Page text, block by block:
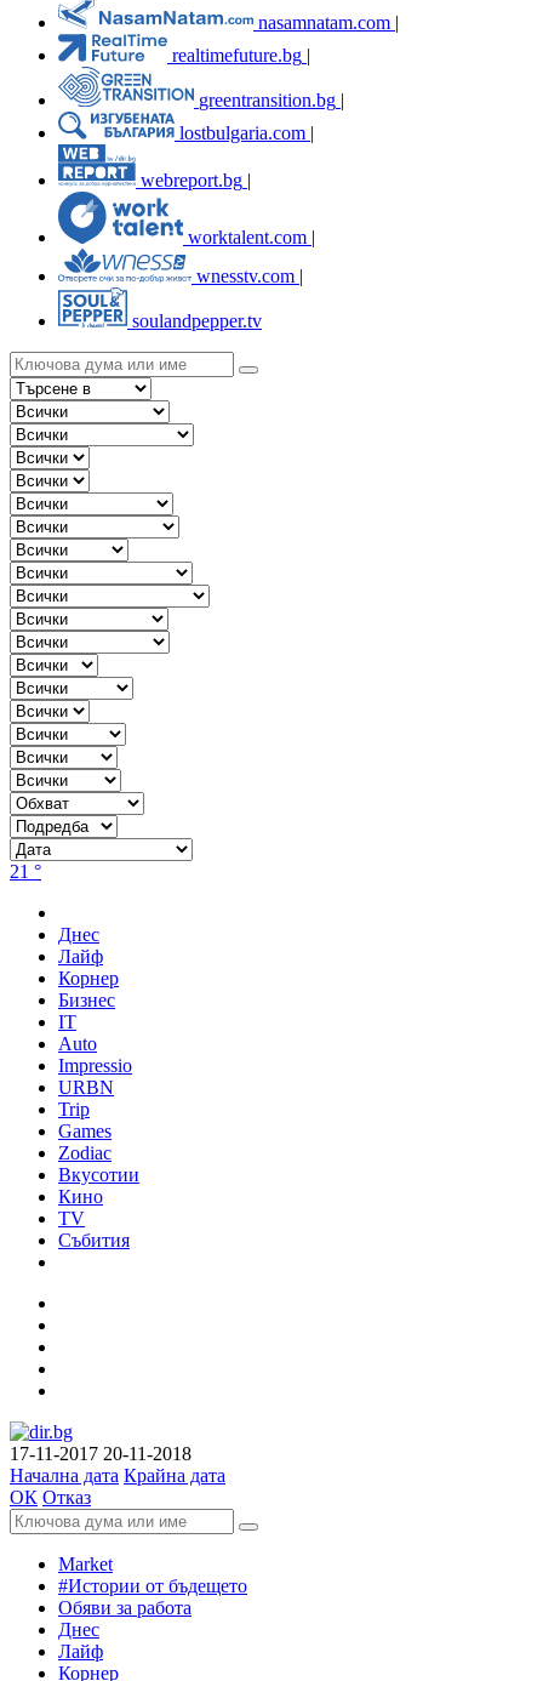
nasamnatam.com |
realtimefuture.bg |
greentransition.bg |
lostbulgaria.com |
webreport.bg
worktalent.com |
wnesstv.com |
soulandpepper.tv
21 °
Днес
Лайф
Корнер
Бизнес
IT
Auto
Impressio
URBN
Trip
Games
Zodiac
Вкусотии
Кино
TV
Събития
17-11-2017 20-11-2018
Начална дата Крайна дата
ОК Отказ
Market
#Истории от бъдещето
Обяви за работа
Днес
Лайф
Корнер